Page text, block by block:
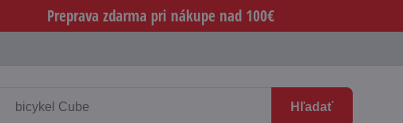
Preprava zdarma pri nákupe nad 100€
Hľadať